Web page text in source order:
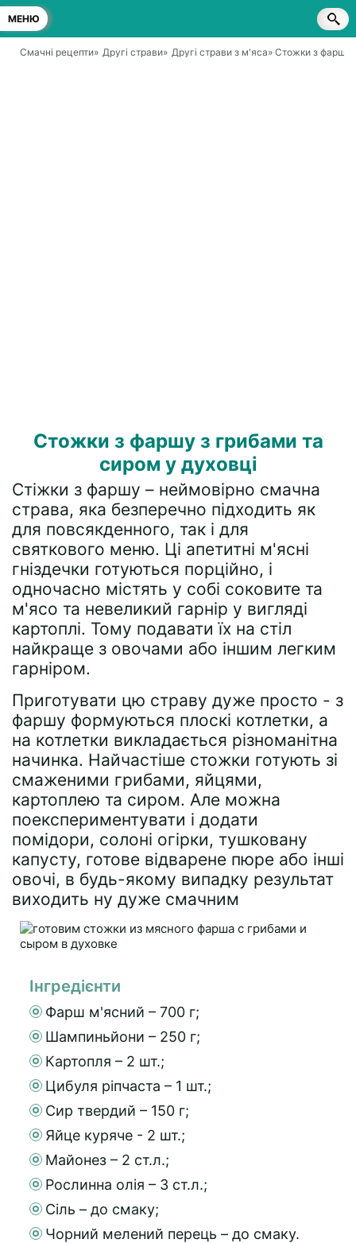
МЕНЮ
Смачні рецепти» Другі страви» Другі страви з м'яса» Стожки з фаршу
Стожки з фаршу з грибами та
сиром у духовці
Стіжки з фаршу – неймовірно смачна
страва, яка безперечно підходить як
для повсякденного, так і для
святкового меню. Ці апетитні м'ясні
гніздечки готуються порційно, і
одночасно містять у собі соковите та
м'ясо та невеликий гарнір у вигляді
картоплі. Тому подавати їх на стіл
найкраще з овочами або іншим легким
гарніром.
Приготувати цю страву дуже просто - з
фаршу формуються плоскі котлетки, а
на котлетки викладається різноманітна
начинка. Найчастіше стожки готують зі
смаженими грибами, яйцями,
картоплею та сиром. Але можна
поекспериментувати і додати
помідори, солоні огірки, тушковану
капусту, готове відварене пюре або інші
овочі, в будь-якому випадку результат
виходить ну дуже смачним
Інгредієнти
Фарш м'ясний – 700 г;
Шампиньйони – 250 г;
Картопля – 2 шт.;
Цибуля ріпчаста – 1 шт.;
Сир твердий – 150 г;
Яйце куряче - 2 шт.;
Майонез – 2 ст.л.;
Рослинна олія – 3 ст.л.;
Сіль – до смаку;
Чорний мелений перець – до смаку.